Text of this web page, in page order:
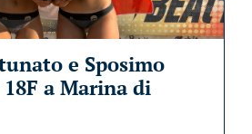
e Sposimo
a Marina di